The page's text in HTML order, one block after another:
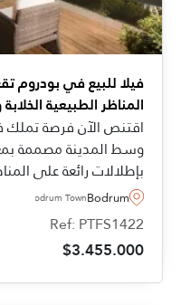
فيلا للبيع في بودروم
المناظر الطبيعية
اقتنص الآن فرصة
وسط المدينة مصممة
بإطلالات رائعة على
والمساحات الخضراء
تعد من أفضل العقارات
تتميز به من موقع
واسعة.
Bodrum
Bodrum Town
Ref: PTFS1422
$3.455.000